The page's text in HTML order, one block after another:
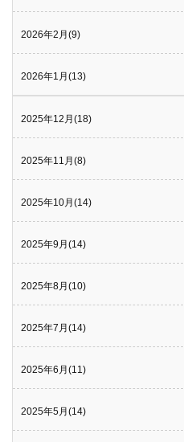
2026年2月(9)
2026年1月(13)
2025年12月(18)
2025年11月(8)
2025年10月(14)
2025年9月(14)
2025年8月(10)
2025年7月(14)
2025年6月(11)
2025年5月(14)